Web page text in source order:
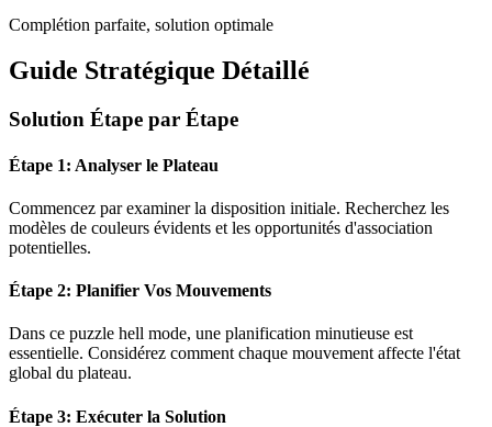
Complétion parfaite, solution optimale
Guide Stratégique Détaillé
Solution Étape par Étape
Étape 1: Analyser le Plateau
Commencez par examiner la disposition initiale. Recherchez les
modèles de couleurs évidents et les opportunités d'association
potentielles.
Étape 2: Planifier Vos Mouvements
Dans ce puzzle hell mode, une planification minutieuse est
essentielle. Considérez comment chaque mouvement affecte l'état
global du plateau.
Étape 3: Exécuter la Solution